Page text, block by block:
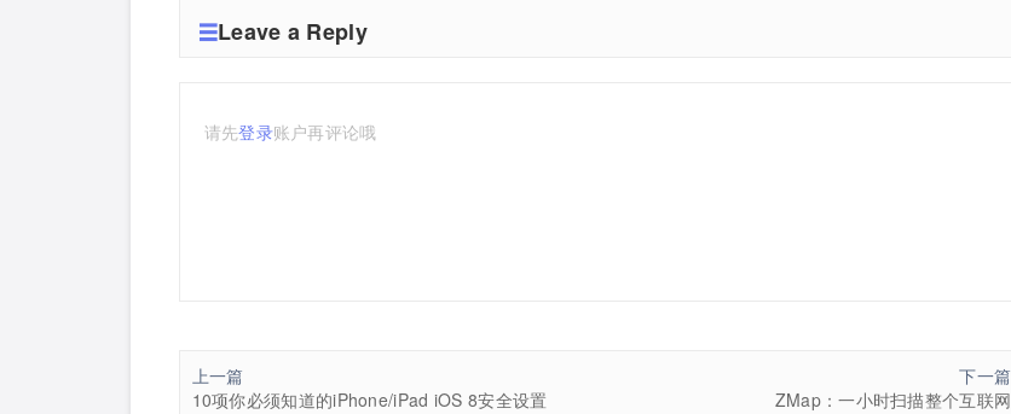
Leave a Reply
请先登录账户再评论哦
上一篇
10项你必须知道的iPhone/iPad iOS 8安全设置
下一篇
ZMap：一小时扫描整个互联网